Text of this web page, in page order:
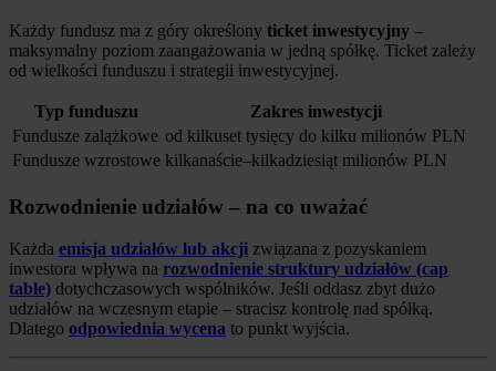
Każdy fundusz ma z góry określony ticket inwestycyjny –
maksymalny poziom zaangażowania w jedną spółkę. Ticket zależy
od wielkości funduszu i strategii inwestycyjnej.
Typ funduszu
Zakres inwestycji
Fundusze zalążkowe od kilkuset tysięcy do kilku milionów PLN
Fundusze wzrostowe kilkanaście–kilkadziesiąt milionów PLN
Rozwodnienie udziałów – na co uważać
Każda emisja udziałów lub akcji związana z pozyskaniem
inwestora wpływa na rozwodnienie struktury udziałów (cap
table) dotychczasowych wspólników. Jeśli oddasz zbyt dużo
udziałów na wczesnym etapie – stracisz kontrolę nad spółką.
Dlatego odpowiednia wycena to punkt wyjścia.